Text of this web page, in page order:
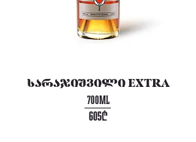
სარაჯიშვილი EXTRA
605₾
700ML